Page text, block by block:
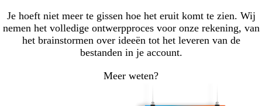
Je hoeft niet meer te gissen hoe het eruit komt te zien. Wij
nemen het volledige ontwerpproces voor onze rekening, van
het brainstormen over ideeën tot het leveren van de
bestanden in je account.
Meer weten?